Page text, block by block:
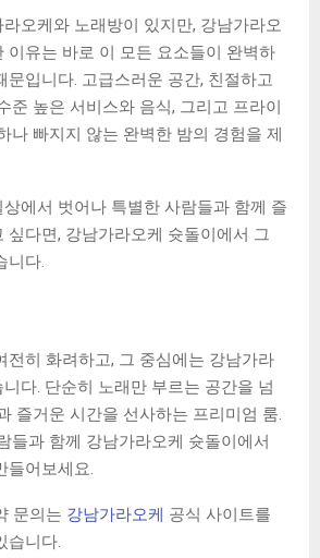
오케와 노래방이 있지만, 강남가라오
이유는 바로 이 모든 요소들이 완벽하
문입니다. 고급스러운 공간, 친절하고
준 높은 서비스와 음식, 그리고 프라이
나 빠지지 않는 완벽한 밤의 경험을 제
에서 벗어나 특별한 사람들과 함께 즐
싶다면, 강남가라오케 슛돌이에서 그
니다.
전히 화려하고, 그 중심에는 강남가라
다. 단순히 노래만 부르는 공간을 넘
즐거운 시간을 선사하는 프리미엄 룸.
들과 함께 강남가라오케 슛돌이에서
들어보세요.
문의는 강남가라오케 공식 사이트를
습니다.